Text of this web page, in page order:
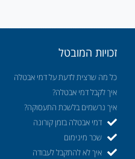
זכויות המובטל
כל מה שרצית לדעת על דמי אבטלה
איך לקבל דמי אבטלה?
איך נרשמים בלשכת התעסוקה?
דמי אבטלה בזמן קורונה
שכר מינימום
איך לא להתקבל לעבודה